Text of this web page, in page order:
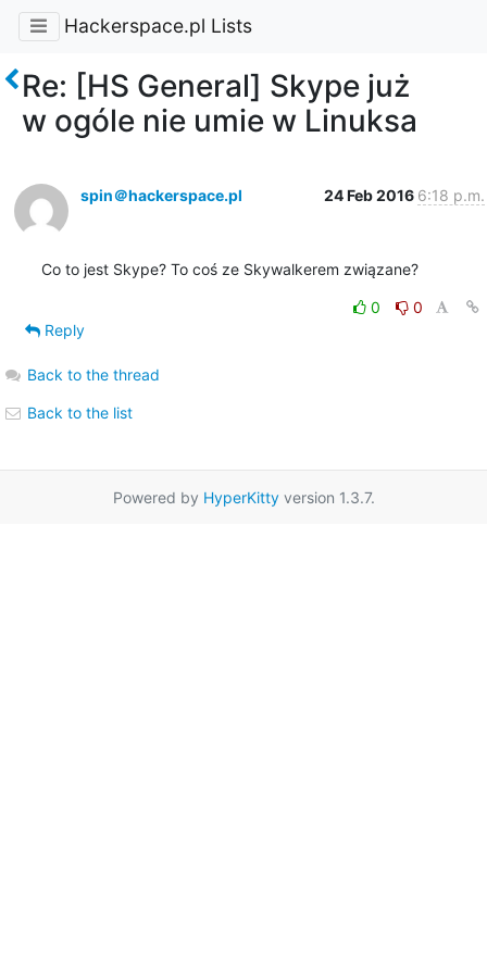
Hackerspace.pl Lists
Re: [HS General] Skype już
w ogóle nie umie w Linuksa
spin＠hackerspace.pl 24 Feb 2016 6:18 p.m.
Co to jest Skype? To coś ze Skywalkerem związane?
0
0
Reply
Back to the thread
Back to the list
Powered by HyperKittyversion 1.3.7.